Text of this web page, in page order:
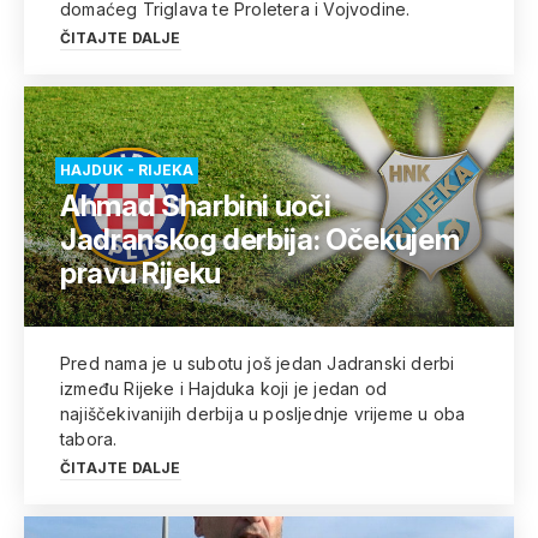
domaćeg Triglava te Proletera i Vojvodine.
ČITAJTE DALJE
HAJDUK - RIJEKA
Ahmad Sharbini uoči
Jadranskog derbija: Očekujem
pravu Rijeku
Pred nama je u subotu još jedan Jadranski derbi
između Rijeke i Hajduka koji je jedan od
najiščekivanijih derbija u posljednje vrijeme u oba
tabora.
ČITAJTE DALJE